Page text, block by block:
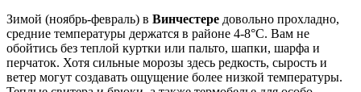
Зимой (ноябрь-февраль) в Винчестере довольно прохладно,
средние температуры держатся в районе 4-8°C. Вам не
обойтись без теплой куртки или пальто, шапки, шарфа и
перчаток. Хотя сильные морозы здесь редкость, сырость и
ветер могут создавать ощущение более низкой температуры.